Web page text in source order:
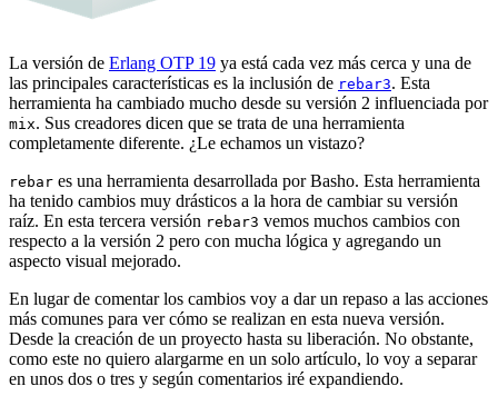
La versión de Erlang OTP 19 ya está cada vez más cerca y una de
las principales características es la inclusión de rebar3. Esta
herramienta ha cambiado mucho desde su versión 2 influenciada por
mix. Sus creadores dicen que se trata de una herramienta
completamente diferente. ¿Le echamos un vistazo?
rebar es una herramienta desarrollada por Basho. Esta herramienta
ha tenido cambios muy drásticos a la hora de cambiar su versión
raíz. En esta tercera versión rebar3 vemos muchos cambios con
respecto a la versión 2 pero con mucha lógica y agregando un
aspecto visual mejorado.
En lugar de comentar los cambios voy a dar un repaso a las acciones
más comunes para ver cómo se realizan en esta nueva versión.
Desde la creación de un proyecto hasta su liberación. No obstante,
como este no quiero alargarme en un solo artículo, lo voy a separar
en unos dos o tres y según comentarios iré expandiendo.